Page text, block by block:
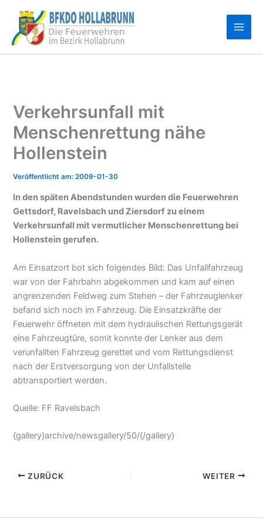
Inhalt
springen
Verkehrsunfall mit
Menschenrettung nähe
Hollenstein
2009-01-30
In den späten Abendstunden wurden die Feuerwehren
Gettsdorf, Ravelsbach und Ziersdorf zu einem
Verkehrsunfall mit vermutlicher Menschenrettung bei
Hollenstein gerufen.
Am Einsatzort bot sich folgendes Bild: Das Unfallfahrzeug
war von der Fahrbahn abgekommen und kam auf einen
angrenzenden Feldweg zum Stehen – der Fahrzeuglenker
befand sich noch im Fahrzeug. Die Einsatzkräfte der
Feuerwehr öffneten mit dem hydraulischen Rettungsgerät
eine Fahrzeugtüre, somit konnte der Lenker aus dem
verunfallten Fahrzeug gerettet und vom Rettungsdienst
nach der Erstversorgung von der Unfallstelle
abtransportiert werden.
Quelle: FF Ravelsbach
{gallery}archive/newsgallery/50/{/gallery}
ZURÜCK WEITER